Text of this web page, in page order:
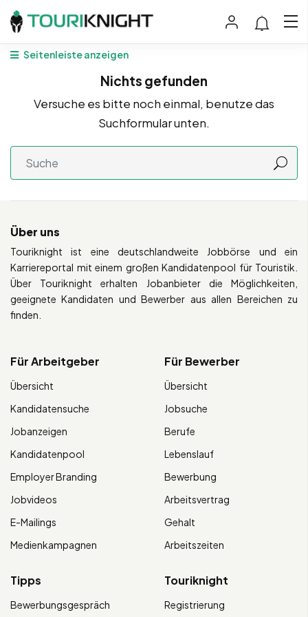
Seitenleiste anzeigen
Nichts gefunden
Versuche es bitte noch einmal, benutze das
Suchformular unten.
Über uns
Touriknight ist eine deutschlandweite Jobbörse und ein
Karriereportal mit einem großen Kandidatenpool für Touristik.
Über Touriknight erhalten Jobanbieter die Möglichkeiten,
geeignete Kandidaten und Bewerber aus allen Bereichen zu
finden.
Für Arbeitgeber
Übersicht
Kandidatensuche
Jobanzeigen
Kandidatenpool
Employer Branding
Jobvideos
E-Mailings
Medienkampagnen
Für Bewerber
Übersicht
Jobsuche
Berufe
Lebenslauf
Bewerbung
Arbeitsvertrag
Gehalt
Arbeitszeiten
Tipps
Bewerbungsgespräch
Touriknight
Registrierung